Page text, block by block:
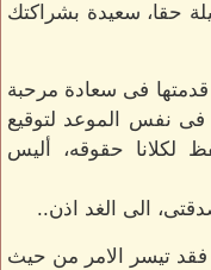
حقا، سعيدة بشراكتك
فى سعادة مرحبة
نفس الموعد لتوقيع
لكلانا حقوقه، أليس
الى الغد اذن..
تيسر الامر من حيث